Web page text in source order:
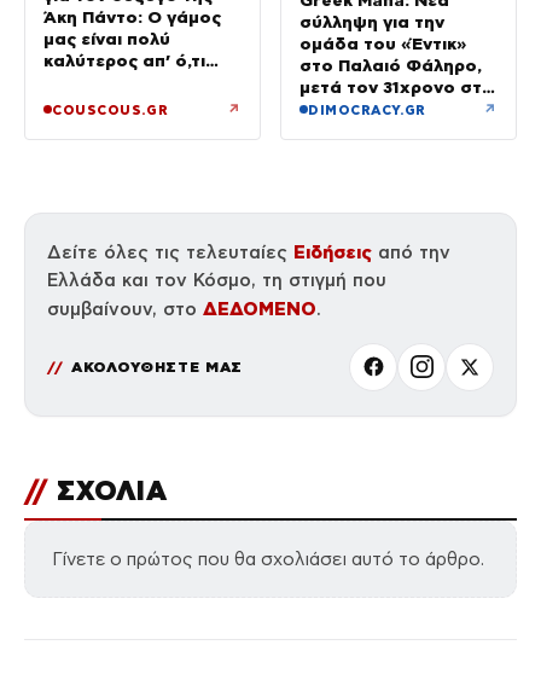
Άκη Πάντο: Ο γάμος
μας είναι πολύ
καλύτερος απ’ ό,τι
COUSCOUS.GR ↗
σύλληψη για την
ομάδα του «Έντικ»
στο Παλαιό Φάληρο,
μετά τον 31χρονο στη
Γερμανία
DIMOCRACY.GR ↗
Δείτε όλες τις τελευταίες Ειδήσεις από την
Ελλάδα και τον Κόσμο, τη στιγμή που
συμβαίνουν, στο ΔΕΔΟΜΕΝΟ.
ΑΚΟΛΟΥΘΗΣΤΕ ΜΑΣ
// ΣΧΟΛΙΑ
Γίνετε ο πρώτος που θα σχολιάσει αυτό το άρθρο.